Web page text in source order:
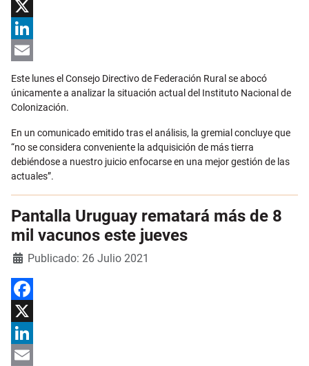
Facebook
X
LinkedIn
Email
Este lunes el Consejo Directivo de Federación Rural se abocó
únicamente a analizar la situación actual del Instituto Nacional de
Colonización.
En un comunicado emitido tras el análisis, la gremial concluye que
“no se considera conveniente la adquisición de más tierra
debiéndose a nuestro juicio enfocarse en una mejor gestión de las
actuales”.
Pantalla Uruguay rematará más de 8
mil vacunos este jueves
DetallesPublicado: 26 Julio 2021
Facebook
X
LinkedIn